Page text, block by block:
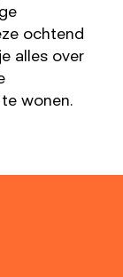
ochtend
alles over
wonen.